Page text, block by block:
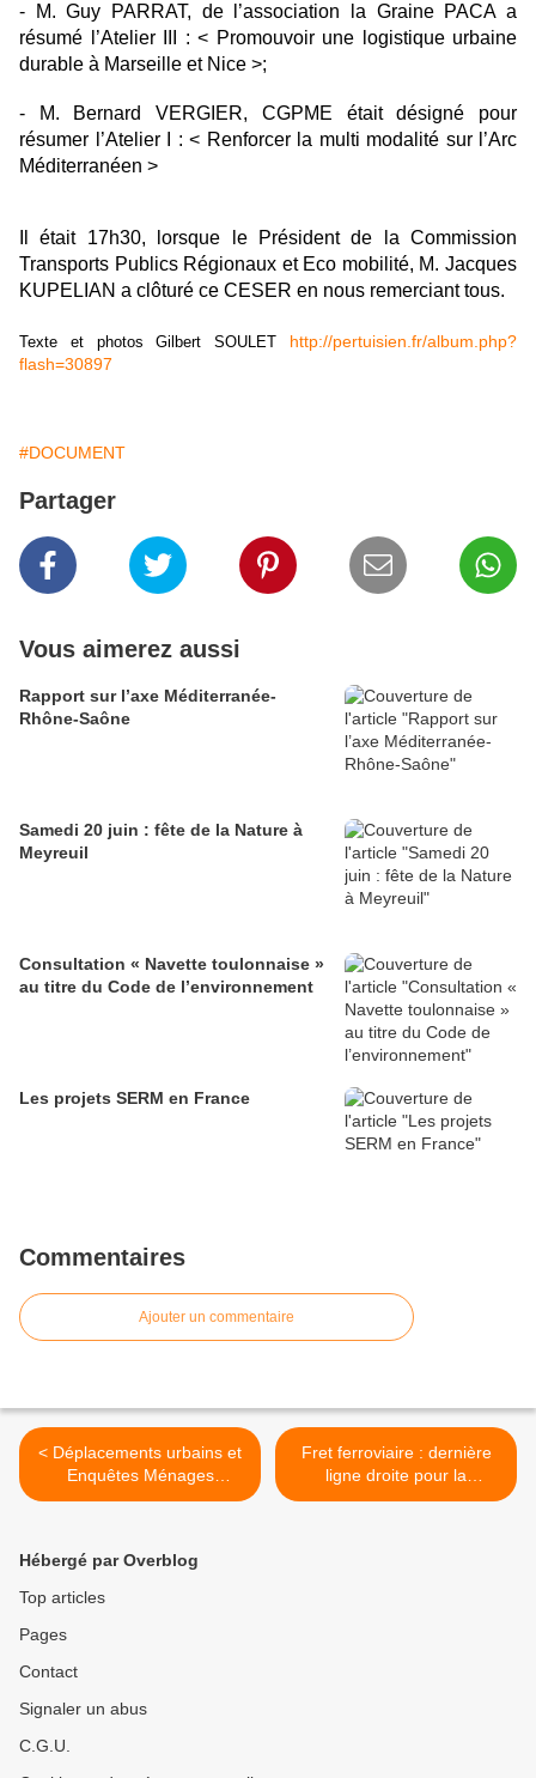
- M. Guy PARRAT, de l’association la Graine PACA a
résumé l’Atelier III : < Promouvoir une logistique urbaine
durable à Marseille et Nice >;
- M. Bernard VERGIER, CGPME était désigné pour
résumer l’Atelier I : < Renforcer la multi modalité sur l’Arc
Méditerranéen >
Il était 17h30, lorsque le Président de la Commission
Transports Publics Régionaux et Eco mobilité, M. Jacques
KUPELIAN a clôturé ce CESER en nous remerciant tous.
Texte et photos Gilbert SOULET
http://pertuisien.fr/album.php?
flash=30897
#DOCUMENT
Partager
Vous aimerez aussi
Rapport sur l’axe Méditerranée-
Rhône-Saône
Samedi 20 juin : fête de la Nature à
Meyreuil
Consultation « Navette toulonnaise »
au titre du Code de l’environnement
Les projets SERM en France
Commentaires
Ajouter un commentaire
< Déplacements urbains et
Enquêtes Ménages
Déplacements (EMD)
Fret ferroviaire : dernière
ligne droite pour la
convention collective des
Hébergé par Overblog
Top articles
Pages
Contact
Signaler un abus
C.G.U.